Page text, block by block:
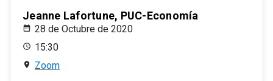
Jeanne Lafortune, PUC-Economía
28 de Octubre de 2020
15:30
Zoom